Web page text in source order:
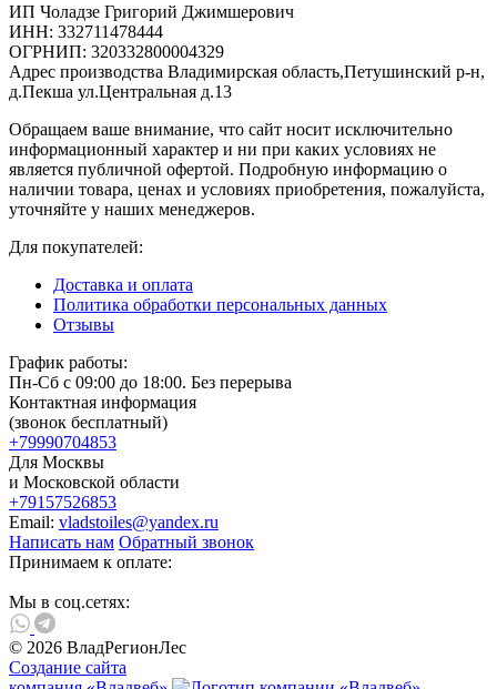
ИП Чоладзе Григорий Джимшерович
ИНН: 332711478444
ОГРНИП: 320332800004329
Адрес производства Владимирская область,Петушинский р-н,
д.Пекша ул.Центральная д.13
Обращаем ваше внимание, что сайт носит исключительно
информационный характер и ни при каких условиях не
является публичной офертой. Подробную информацию о
наличии товара, ценах и условиях приобретения, пожалуйста,
уточняйте у наших менеджеров.
Для покупателей:
Доставка и оплата
Политика обработки персональных данных
Отзывы
График работы:
Пн-Сб с 09:00 до 18:00. Без перерыва
Контактная информация
(звонок бесплатный)
+79990704853
Для Москвы
и Московской области
+79157526853
Email: vladstoiles@yandex.ru
Написать нам Обратный звонок
Принимаем к оплате:
Мы в соц.сетях:
© 2026 ВладРегионЛес
Создание сайта